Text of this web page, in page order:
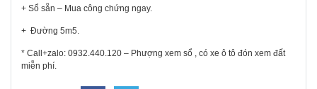
+ Sổ sẵn – Mua công chứng ngay.
+ Đường 5m5.
* Call+zalo: 0932.440.120 – Phượng xem sổ , có xe ô tô đón xem đất
miễn phí.